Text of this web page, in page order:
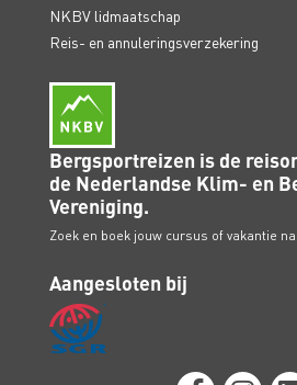
NKBV lidmaatschap
Reis- en annuleringsverzekering
Bergsportreizen is de
de Nederlandse Klim- en
Vereniging.
Zoek en boek jouw cursus of vakantie
Aangesloten bij